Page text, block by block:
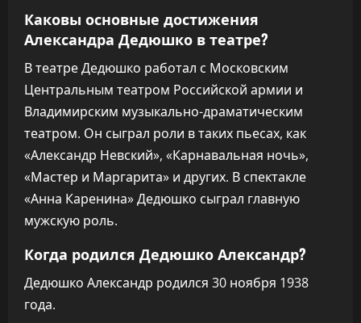
Каковы основные достижения
Александра Дедюшко в театре?
В театре Дедюшко работал с Московским
Центральным театром Российской армии и
Владимирским музыкально-драматическим
театром. Он сыграл роли в таких пьесах, как
«Александр Невский», «Карнавальная ночь»,
«Мастер и Маргарита» и других. В спектакле
«Анна Каренина» Дедюшко сыграл главную
мужскую роль.
Когда родился Дедюшко Александр?
Дедюшко Александр родился 30 ноября 1938
года.